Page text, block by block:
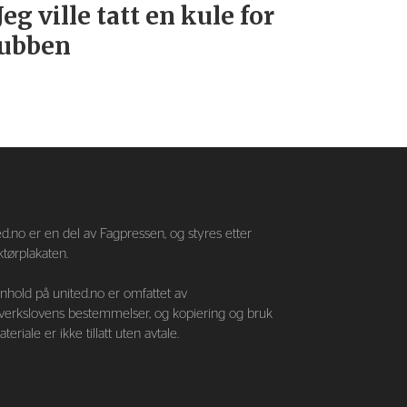
ville tatt en kule for
er en del av Fagpressen, og styres etter
på united.no er omfattet av
bestemmelser, og kopiering og bruk
er ikke tillatt uten avtale.